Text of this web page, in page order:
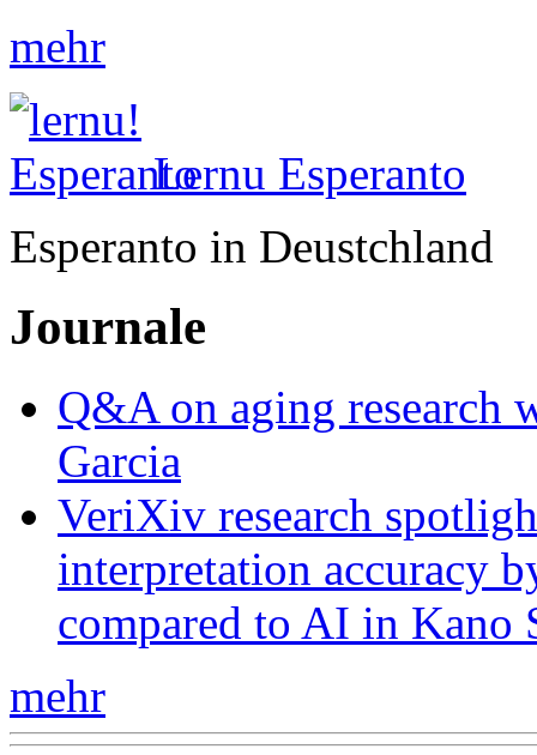
mehr
Lernu Esperanto
Esperanto in Deustchland
Journale
Q&A on aging research
Garcia
VeriXiv research
interpretation accuracy
compared to AI in Kano
mehr